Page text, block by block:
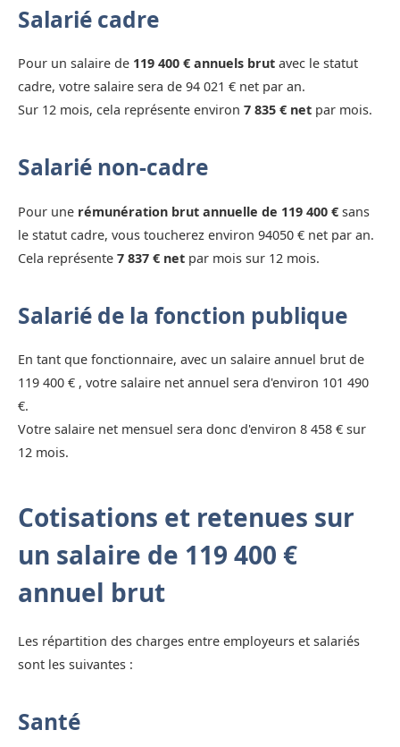
Salarié cadre
Pour un salaire de 119 400 € annuels brut avec le statut
cadre, votre salaire sera de 94 021 € net par an.
Sur 12 mois, cela représente environ 7 835 € net par mois.
Salarié non-cadre
Pour une rémunération brut annuelle de 119 400 € sans
le statut cadre, vous toucherez environ 94050 € net par an.
Cela représente 7 837 € net par mois sur 12 mois.
Salarié de la fonction publique
En tant que fonctionnaire, avec un salaire annuel brut de
119 400 € , votre salaire net annuel sera d'environ 101 490
€.
Votre salaire net mensuel sera donc d'environ 8 458 € sur
12 mois.
Cotisations et retenues sur
un salaire de 119 400 €
annuel brut
Les répartition des charges entre employeurs et salariés
sont les suivantes :
Santé